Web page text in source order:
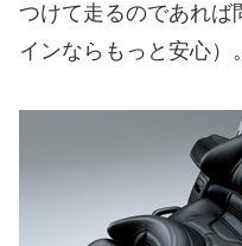
つけて走るのであれば
インならもっと安心）。